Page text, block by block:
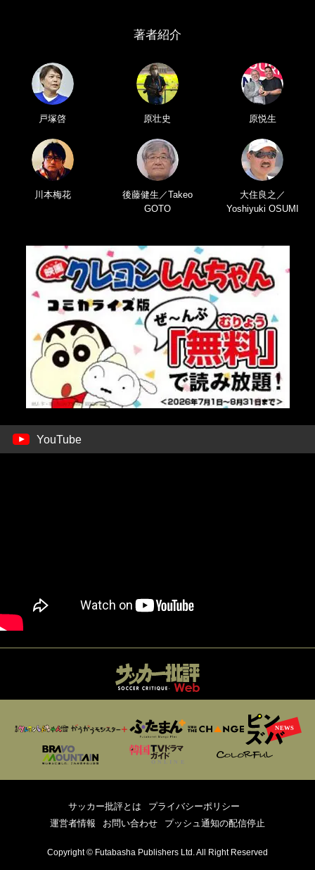
著者紹介
戸塚啓 原壮史 原悦生
川本梅花
後藤健生／Takeo
GOTO
大住良之／
Yoshiyuki OSUMI
YouTube
サッカー批評とは
プライバシーポリシー
運営者情報
お問い合わせ プッシュ通知の配信停止
Copyright © Futabasha Publishers Ltd. All Right Reserved